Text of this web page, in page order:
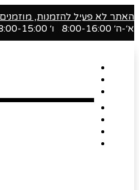
האתר לא פעיל להזמנות, מוזמנים
א׳-ה׳ 8:00-16:00 ו׳ 8:00-15:00 שבת סגור